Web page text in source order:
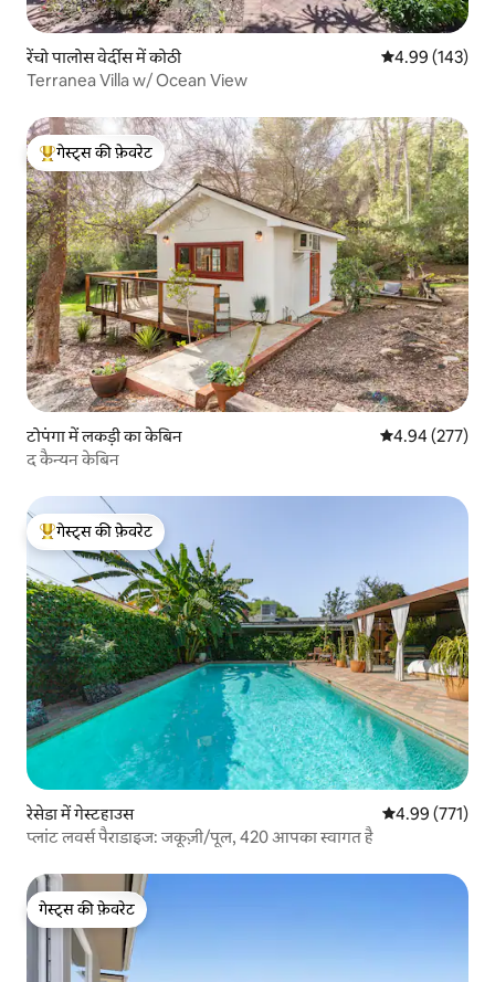
रेंचो पालोस वेर्दीस में कोठी औसत रेटिंग 5 में से
4.99 (143)
Terranea Villa w/ Ocean View
गेस्ट्स का टॉप फ़ेवरेट
गेस्ट्स की फ़ेवरेट
टोपंगा में लकड़ी का केबिन औसत रेटिंग 5 में से
4.94 (277)
द कैन्यन केबिन
गेस्ट्स का टॉप फ़ेवरेट
गेस्ट्स की फ़ेवरेट
रेसेडा में गेस्टहाउस औसत रेटिंग 5 में से
4.99 (771)
प्लांट लवर्स पैराडाइज: जकूज़ी/पूल, 420 आपका स्वागत है
गेस्ट्स की फ़ेवरेट
गेस्ट्स की फ़ेवरेट